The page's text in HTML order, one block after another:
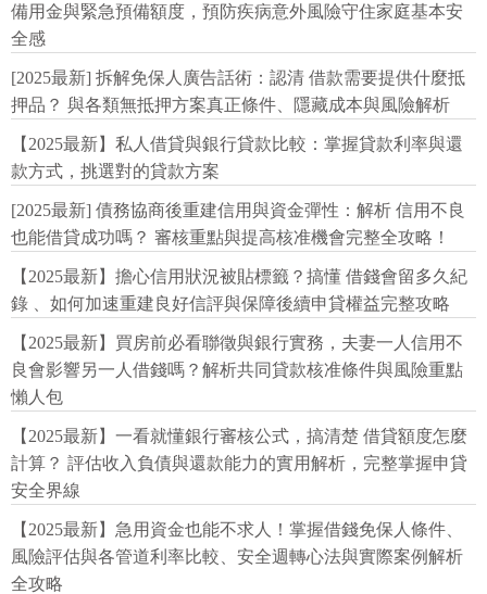
備用金與緊急預備額度，預防疾病意外風險守住家庭基本安
全感
[2025最新] 拆解免保人廣告話術：認清 借款需要提供什麼抵
押品？ 與各類無抵押方案真正條件、隱藏成本與風險解析
【2025最新】私人借貸與銀行貸款比較：掌握貸款利率與還
款方式，挑選對的貸款方案
[2025最新] 債務協商後重建信用與資金彈性：解析 信用不良
也能借貸成功嗎？ 審核重點與提高核准機會完整全攻略！
【2025最新】擔心信用狀況被貼標籤？搞懂 借錢會留多久紀
錄 、如何加速重建良好信評與保障後續申貸權益完整攻略
【2025最新】買房前必看聯徵與銀行實務，夫妻一人信用不
良會影響另一人借錢嗎？解析共同貸款核准條件與風險重點
懶人包
【2025最新】一看就懂銀行審核公式，搞清楚 借貸額度怎麼
計算？ 評估收入負債與還款能力的實用解析，完整掌握申貸
安全界線
【2025最新】急用資金也能不求人！掌握借錢免保人條件、
風險評估與各管道利率比較、安全週轉心法與實際案例解析
全攻略